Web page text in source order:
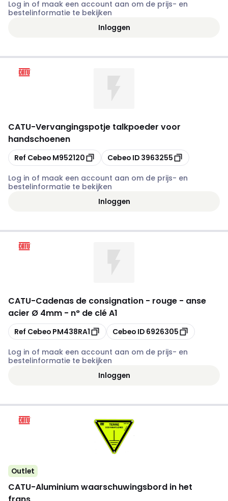
Log in of maak een account aan om de prijs- en
bestelinformatie te bekijken
Inloggen
CATU-Vervangingspotje talkpoeder voor
handschoenen
Kopiëren
Ref Cebeo M952120 Kopiëren
Cebeo ID 3963255
Log in of maak een account aan om de prijs- en
bestelinformatie te bekijken
Inloggen
CATU-Cadenas de consignation - rouge - anse
acier Ø 4mm - n° de clé A1
Kopiëren
Ref Cebeo PM438RA1 Kopiëren
Cebeo ID 6926305
Log in of maak een account aan om de prijs- en
bestelinformatie te bekijken
Inloggen
Outlet
CATU-Aluminium waarschuwingsbord in het